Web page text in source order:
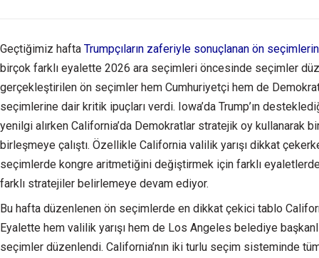
Geçtiğimiz hafta Trumpçıların zaferiyle sonuçlanan ön
birçok farklı eyalette 2026 ara seçimleri öncesinde seçimler
gerçekleştirilen ön seçimler hem Cumhuriyetçi hem de
seçimlerine dair kritik ipuçları verdi. Iowa’da Trump’ın
yenilgi alırken California’da Demokratlar stratejik oy kullanarak
birleşmeye çalıştı. Özellikle California valilik yarışı dikkat
seçimlerde kongre aritmetiğini değiştirmek için farklı
farklı stratejiler belirlemeye devam ediyor.
Bu hafta düzenlenen ön seçimlerde en dikkat çekici tablo
Eyalette hem valilik yarışı hem de Los Angeles belediye
seçimler düzenlendi. California’nın iki turlu seçim sisteminde